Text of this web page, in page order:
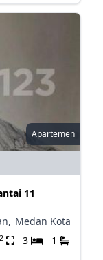
Apartemen
11
Medan Kota
2 3 1